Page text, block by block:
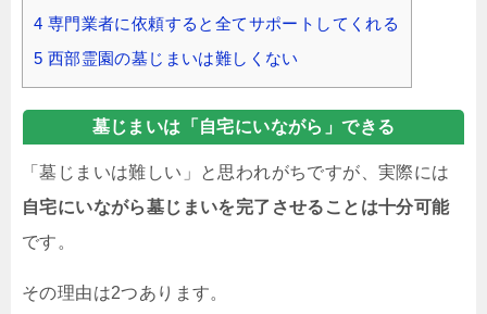
4 専門業者に依頼すると全てサポートしてくれる
5 西部霊園の墓じまいは難しくない
墓じまいは「自宅にいながら」できる
「墓じまいは難しい」と思われがちですが、実際には
自宅にいながら墓じまいを完了させることは十分可能
です。
その理由は2つあります。